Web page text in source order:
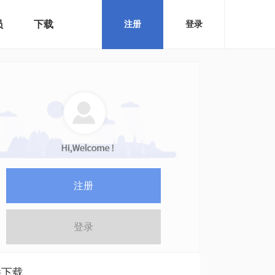
下载 注册 登录
注册
登录
载